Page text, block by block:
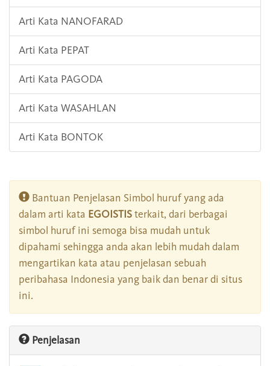
Arti Kata NANOFARAD
Arti Kata PEPAT
Arti Kata PAGODA
Arti Kata WASAHLAN
Arti Kata BONTOK
Bantuan Penjelasan Simbol huruf yang ada
dalam arti kata EGOISTISterkait, dari berbagai
simbol huruf ini semoga bisa mudah untuk
dipahami sehingga anda akan lebih mudah dalam
mengartikan kata atau penjelasan sebuah
peribahasa Indonesia yang baik dan benar di situs
ini.
Penjelasan